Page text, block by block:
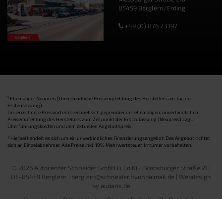
85459 Berglern/Erding
+49 (0) 876 23397
1 Ehemaliger Neupreis (Unverbindliche Preisempfehlung des Herstellers am Tag der
Erstzulassung).
Der errechnete Preisvorteil errechnet sich gegenüber der ehemaligen, unverbindlichen
Preisempfehlung des Herstellers zum Zeitpunkt der Erstzulassung (Neupreis) zzgl.
Überführungskosten und dem aktuellen Angebotspreis.
2 Hierbei handelt es sich um ein unverbindliches Finanzierungsangebot. Das Angebot richtet
sich an Einzelabnehmer. Alle Preise inkl. 19% Mehrwertsteuer. Irrtümer vorbehalten.
© 2026 Autocenter Schneider GmbH & Co.KG | Moosburger Straße 21 |
DE-85459 Berglern | berglern@schneider.hyundaimail.de | Webdesign
by audaris.de